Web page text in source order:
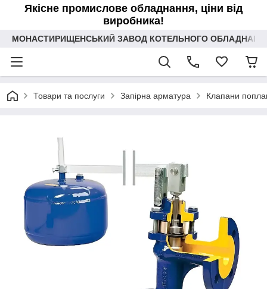
Якісне промислове обладнання, ціни від
виробника!
МОНАСТИРИЩЕНСЬКИЙ ЗАВОД КОТЕЛЬНОГО
Товари та послуги Запірна арматура Клапани